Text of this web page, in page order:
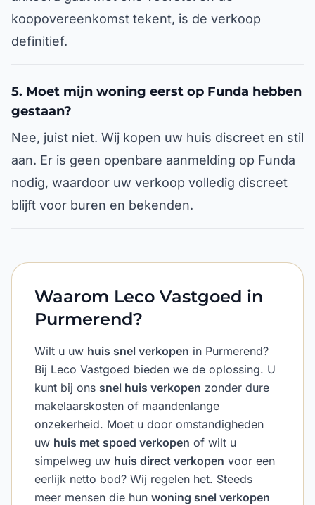
koopovereenkomst tekent, is de verkoop
definitief.
5. Moet mijn woning eerst op Funda hebben
gestaan?
Nee, juist niet. Wij kopen uw huis discreet en stil
aan. Er is geen openbare aanmelding op Funda
nodig, waardoor uw verkoop volledig discreet
blijft voor buren en bekenden.
Waarom Leco Vastgoed in
Purmerend?
Wilt u uw huis snel verkopen in Purmerend?
Bij Leco Vastgoed bieden we de oplossing. U
kunt bij ons snel huis verkopen zonder dure
makelaarskosten of maandenlange
onzekerheid. Moet u door omstandigheden
uw huis met spoed verkopen of wilt u
simpelweg uw huis direct verkopen voor een
eerlijk netto bod? Wij regelen het. Steeds
meer mensen die hun woning snel verkopen